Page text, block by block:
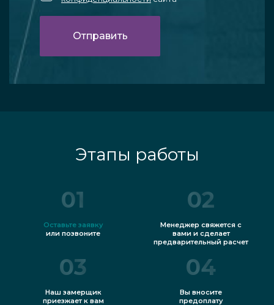
Этапы работы
01
Оставьте заявку
или позвоните
02
Менеджер свяжется с
вами и сделает
предварительный расчет
03
Наш замерщик
приезжает к вам
04
Вы вносите
предоплату